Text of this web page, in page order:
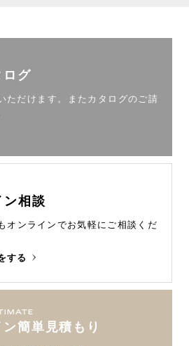
ログ
ただけます。
またカタログのご請
ン相談
オンラインでお気軽にご相談くだ
する
簡単見積もり